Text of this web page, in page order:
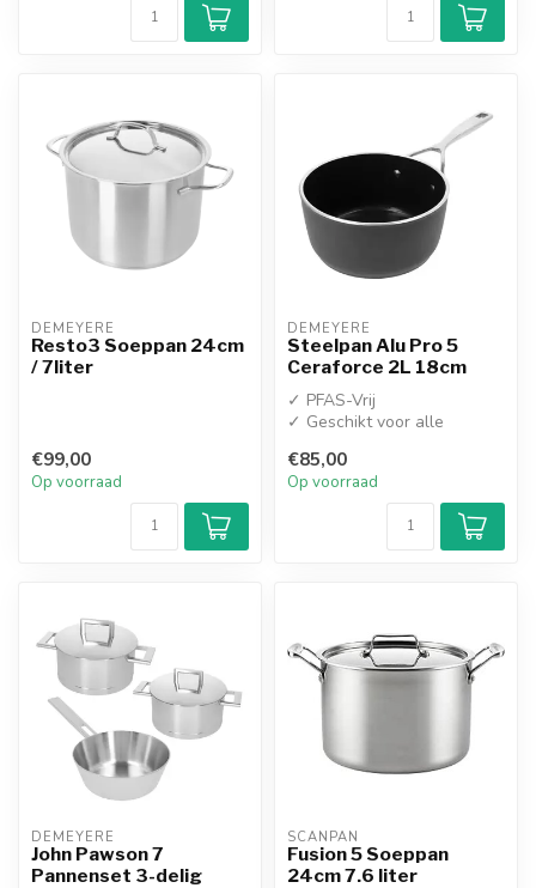
DEMEYERE
Resto3 Soeppan 24cm
/ 7liter
€99,00
Op voorraad
DEMEYERE
Steelpan Alu Pro 5
Ceraforce 2L 18cm
✓ PFAS-Vrij
✓ Geschikt voor alle
✓ Geschikt voor krachtige
induc...
€85,00
Op voorraad
DEMEYERE
John Pawson 7
Pannenset 3-delig
SCANPAN
Fusion 5 Soeppan
24cm 7.6 liter